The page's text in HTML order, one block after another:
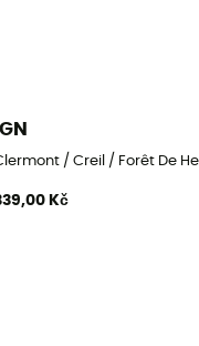
IGN
/ Creil / Forêt De
Kč